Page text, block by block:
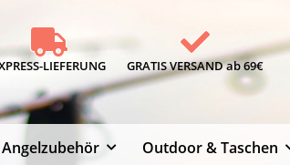
LIEFERUNG GRATIS VERSAND ab 69€
Angelzubehör Outdoor & Taschen